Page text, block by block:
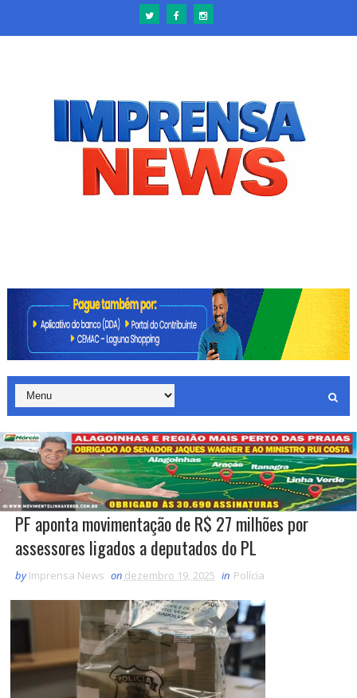
PF aponta movimentação de R$ 27 milhões por
assessores ligados a deputados do PL
by Imprensa News on dezembro 19, 2025 in Polícia